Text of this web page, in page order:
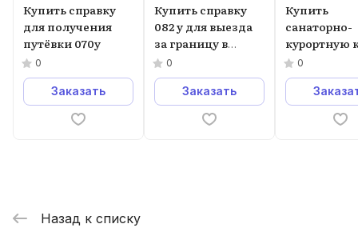
Купить справку
для получения
путёвки 070у
0
Заказать
Купить справку
082 у для выезда
за границу в
Москве.
0
Заказать
Купить
санаторно-
курортную
072у
0
Назад к списку